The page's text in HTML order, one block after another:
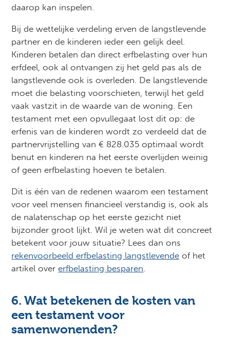
daarop kan inspelen.
Bij de wettelijke verdeling erven de langstlevende
partner en de kinderen ieder een gelijk deel.
Kinderen betalen dan direct erfbelasting over hun
erfdeel, ook al ontvangen zij het geld pas als de
langstlevende ook is overleden. De langstlevende
moet die belasting voorschieten, terwijl het geld
vaak vastzit in de waarde van de woning. Een
testament met een opvullegaat lost dit op: de
erfenis van de kinderen wordt zo verdeeld dat de
partnervrijstelling van € 828.035 optimaal wordt
benut en kinderen na het eerste overlijden weinig
of geen erfbelasting hoeven te betalen.
Dit is één van de redenen waarom een testament
voor veel mensen financieel verstandig is, ook als
de nalatenschap op het eerste gezicht niet
bijzonder groot lijkt. Wil je weten wat dit concreet
betekent voor jouw situatie? Lees dan ons
rekenvoorbeeld erfbelasting langstlevende of het
artikel overerfbelasting besparen.
6. Wat betekenen de kosten van
een testament voor
samenwonenden?